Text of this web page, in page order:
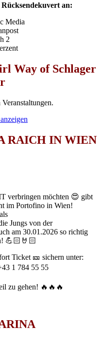
an:
Media
2
Way of Schlager
RAICH IN WIEN
verbringen möchten 😍 gibt
im Portofino in Wien!
als
Jungs von der
am 30.01.2026 so richtig
💪🏻🤘🏻
Ticket 🎫 sichern unter:
1 784 55 55
zu gehen! 🔥🔥🔥